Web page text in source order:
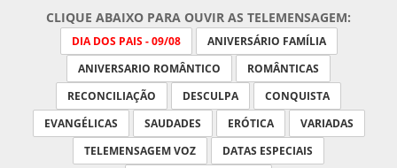
CLIQUE ABAIXO PARA OUVIR AS TELEMENSAGEM:
DIA DOS PAIS - 09/08
ANIVERSÁRIO FAMÍLIA
ANIVERSARIO ROMÂNTICO
ROMÂNTICAS
RECONCILIAÇÃO
DESCULPA
CONQUISTA
EVANGÉLICAS
SAUDADES ERÓTICA
VARIADAS
TELEMENSAGEM VOZ
DATAS ESPECIAIS